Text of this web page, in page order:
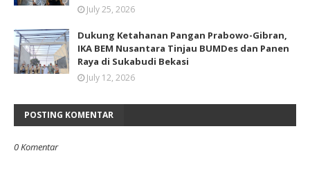
July 25, 2026
Dukung Ketahanan Pangan Prabowo-Gibran,
IKA BEM Nusantara Tinjau BUMDes dan Panen
Raya di Sukabudi Bekasi
July 12, 2026
POSTING KOMENTAR
0 Komentar